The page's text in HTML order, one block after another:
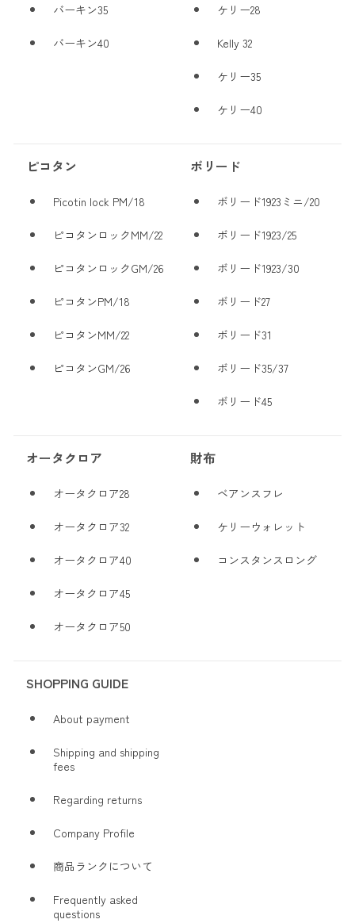
バーキン35
バーキン40
ケリー28
Kelly 32
ケリー35
ケリー40
ピコタン
Picotin lock PM/18
ピコタンロックMM/22
ピコタンロックGM/26
ピコタンPM/18
ピコタンMM/22
ピコタンGM/26
ボリード
ボリード1923ミニ/20
ボリード1923/25
ボリード1923/30
ボリード27
ボリード31
ボリード35/37
ボリード45
オータクロア
オータクロア28
オータクロア32
オータクロア40
オータクロア45
オータクロア50
財布
ベアンスフレ
ケリーウォレット
コンスタンスロング
SHOPPING GUIDE
About payment
Shipping and shipping
fees
Regarding returns
Company Profile
商品ランクについて
Frequently asked
questions